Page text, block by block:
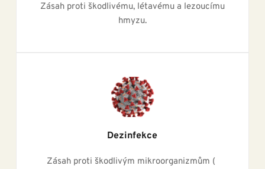
Zásah proti škodlivému, létavému a lezoucímu
hmyzu.
Dezinfekce
Zásah proti škodlivým mikroorganizmům (